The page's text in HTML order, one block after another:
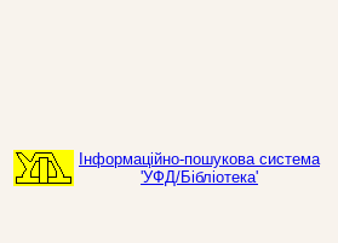
Інформаційно-пошукова система
'УФД/Бібліотека'